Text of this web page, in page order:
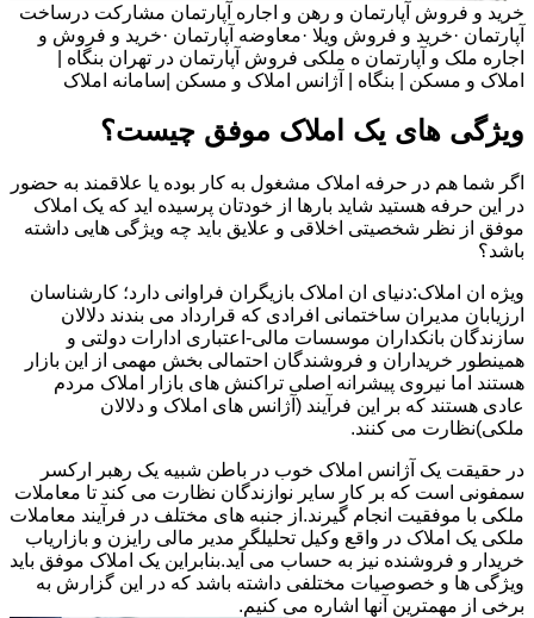
خرید و فروش آپارتمان و رهن و اجاره آپارتمان مشارکت درساخت
آپارتمان ·خرید و فروش ویلا ·معاوضه آپارتمان ·خرید و فروش و
اجاره ملک و آپارتمان ه ملکی فروش آپارتمان در تهران بنگاه |
املاک و مسکن | بنگاه | آژانس املاک و مسکن |سامانه املاک
ویژگی های یک املاک موفق چیست؟
اگر شما هم در حرفه املاک مشغول به کار بوده یا علاقمند به حضور
در این حرفه هستید شاید بارها از خودتان پرسیده اید که یک املاک
موفق از نظر شخصیتی اخلاقی و علایق باید چه ویژگی هایی داشته
باشد؟
ویژه ان املاک:دنیای ان املاک بازیگران فراوانی دارد؛ کارشناسان
ارزیابان مدیران ساختمانی افرادی که قرارداد می بندند دلالان
سازندگان بانکداران موسسات مالی-اعتباری ادارات دولتی و
همینطور خریداران و فروشندگان احتمالی بخش مهمی از این بازار
هستند اما نیروی پیشرانه اصلی تراکنش های بازار املاک مردم
عادی هستند که بر این فرآیند (آژانس های املاک و دلالان
ملکی)نظارت می کنند.
در حقیقت یک آژانس املاک خوب در باطن شبیه یک رهبر ارکسر
سمفونی است که بر کار سایر نوازندگان نظارت می کند تا معاملات
ملکی با موفقیت انجام گیرند.از جنبه های مختلف در فرآیند معاملات
ملکی یک املاک در واقع وکیل تحلیلگر مدیر مالی رایزن و بازاریاب
خریدار و فروشنده نیز به حساب می آید.بنابراین یک املاک موفق باید
ویژگی ها و خصوصیات مختلفی داشته باشد که در این گزارش به
برخی از مهمترین آنها اشاره می کنیم.